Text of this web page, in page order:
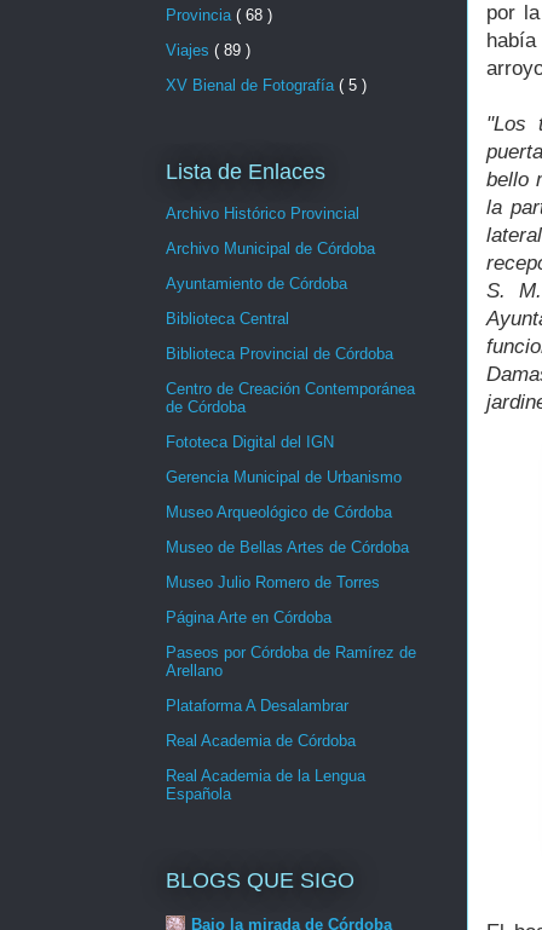
por
"Los
bello
la
S.
Provincia ( 68 )
Viajes ( 89 )
XV Bienal de Fotografía ( 5 )
Lista de Enlaces
Archivo Histórico Provincial
Archivo Municipal de Córdoba
Ayuntamiento de Córdoba
Biblioteca Central
Biblioteca Provincial de Córdoba
Centro de Creación Contemporánea
de Córdoba
Fototeca Digital del IGN
Gerencia Municipal de Urbanismo
Museo Arqueológico de Córdoba
Museo de Bellas Artes de Córdoba
Museo Julio Romero de Torres
Página Arte en Córdoba
Paseos por Córdoba de Ramírez de
Arellano
Plataforma A Desalambrar
Real Academia de Córdoba
Real Academia de la Lengua
Española
BLOGS QUE SIGO
Bajo la mirada de Córdoba